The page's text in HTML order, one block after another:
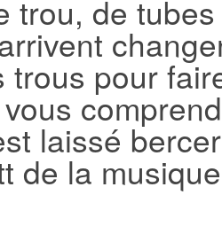
trou, de
trous pour
laissé
de la